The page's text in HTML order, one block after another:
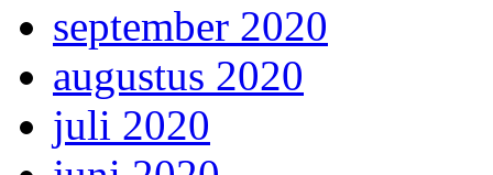
september 2020
augustus 2020
juli 2020